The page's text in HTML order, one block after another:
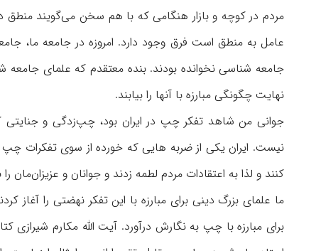
مردم در کوچه و بازار هنگامی که با هم سخن می‌گویند منطق
عامل به منطق است فرق وجود دارد. امروزه در جامعه ما،
جامعه شناسی نخوانده بودند. بنده معتقدم که علمای جامعه
نهایت چگونگی مبارزه با آنها را بیابند.
جوانی من شاهد تفکر چپ در ایران بود، چپ‌زدگی و جنایتی
نیست. ایران یکی از ضربه هایی که خورده از سوی تفکرات
کنند و لذا به اعتقادات مردم لطمه زدند و جوانان و
ما علمای بزرگ دینی برای مبارزه با این تفکر نهضتی را آغاز
برای مبارزه با چپ به نگارش درآورد. آیت الله مکارم